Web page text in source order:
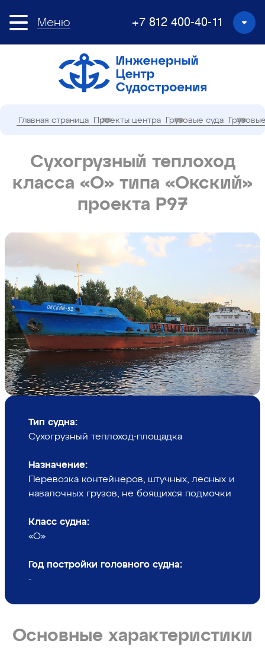
Меню +7 812 400-40-11
Главная страница Проекты центра Грузовые суда
Сухогрузный теплоход
класса «О» типа «Окский»
проекта Р97
Тип судна:
Сухогрузный теплоход-площадка
Назначение:
Перевозка контейнеров, штучных, лесных и
навалочных грузов, не боящихся подмочки
Класс судна:
«О»
Год постройки головного судна:
-
Основные характеристики